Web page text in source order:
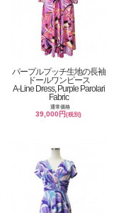
パープルプッチ生地の長袖
ドールワンピース
A-Line Dress, Purple Parolari
Fabric
通常価格
39,000円(税別)